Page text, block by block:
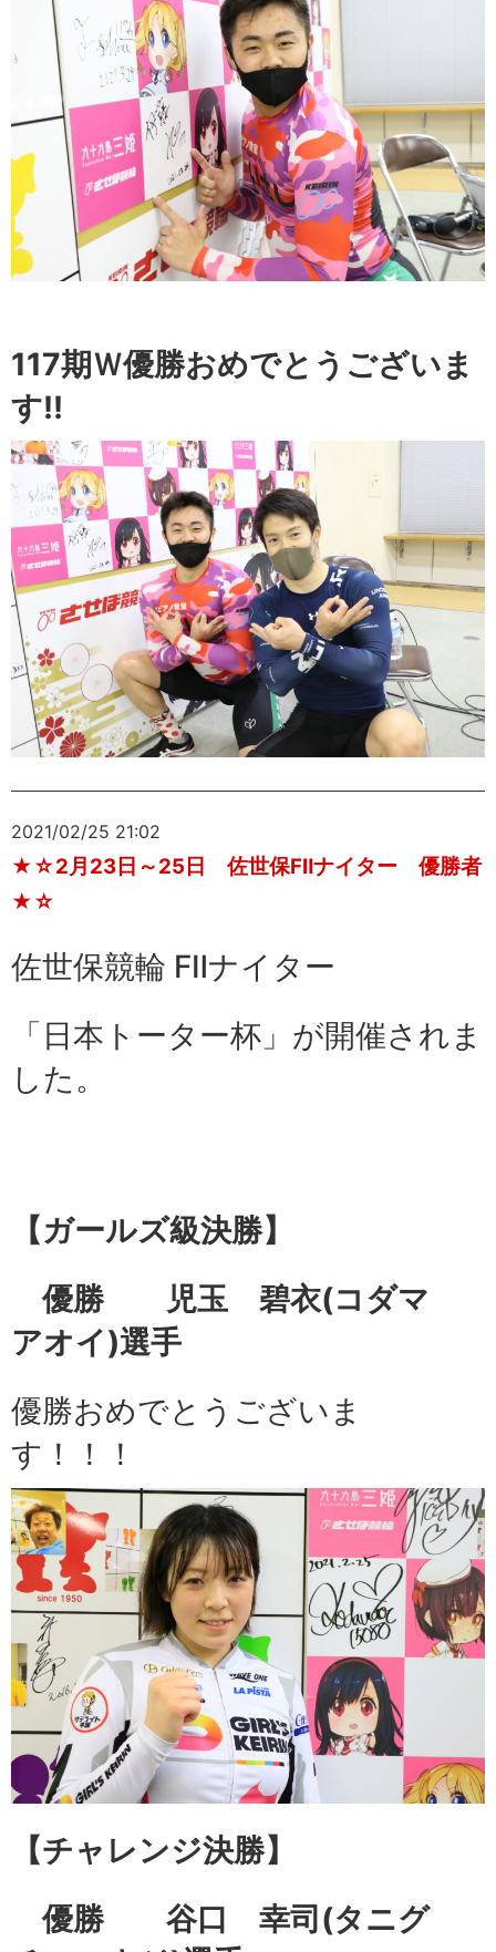
117期Ｗ優勝おめでとうございま
す!!
2021/02/25 21:02
★☆2月23日～25日 佐世保FⅡナイター 優勝者
★☆
佐世保競輪 FⅡナイター
「 日本トーター杯 」が開催されま
した。
【ガールズ級決勝】
優勝 児玉 碧衣(コダマ
アオイ)選手
優勝おめでとうございま
す！！！
【チャレンジ決勝】
優勝 谷口 幸司 (タニグ